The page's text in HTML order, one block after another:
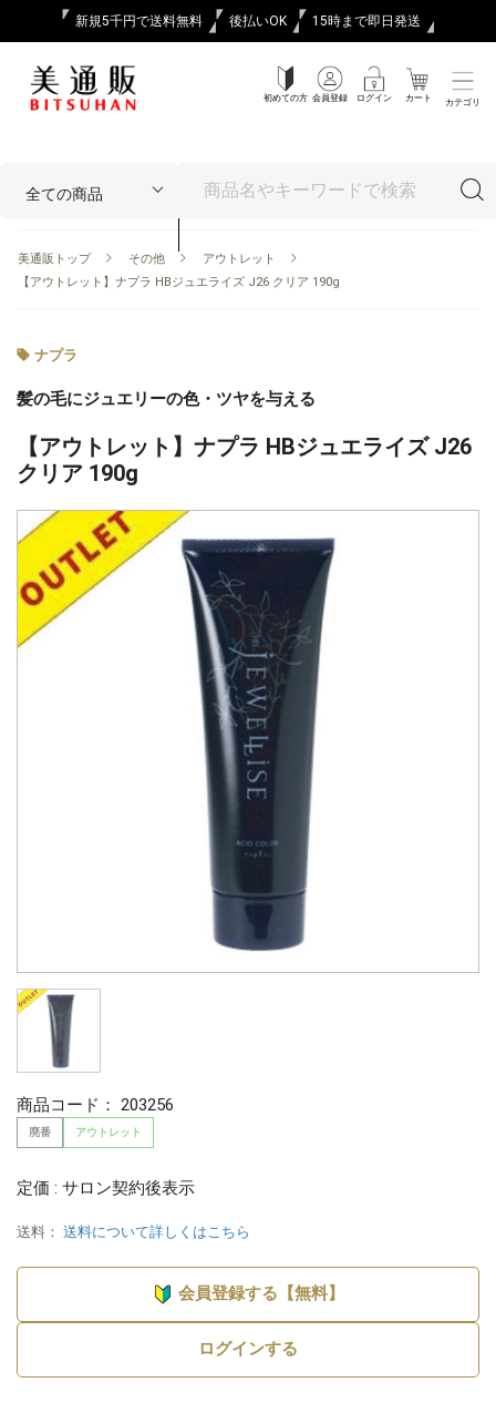
新規5千円で送料無料 後払いOK 15時まで即日発送
初めての方 会員登録 ログイン カート カテゴリ
美通販トップ その他
アウトレット
【アウトレット】ナプラ HBジュエライズ J26 クリア 190g
ナプラ
髪の毛にジュエリーの色・ツヤを与える
【アウトレット】ナプラ HBジュエライズ J26
クリア 190g
商品コード： 203256
廃番 アウトレット
定価 : サロン契約後表示
送料： 送料について詳しくはこちら
会員登録する【無料】
ログインする